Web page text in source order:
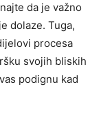
da je važno
dolaze. Tuga,
procesa
svojih bliskih
podignu kad